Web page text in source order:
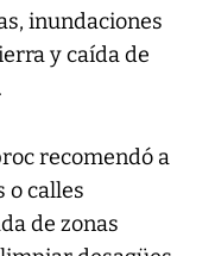
inundaciones
y caída de
recomendó a
o calles
de zonas